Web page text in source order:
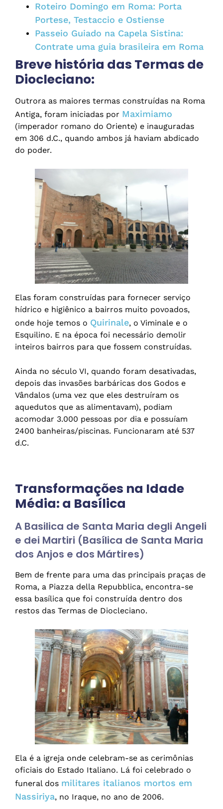
Roteiro Domingo em Roma: Porta
Portese, Testaccio e Ostiense
Passeio Guiado na Capela Sistina:
Contrate uma guia brasileira em Roma
Breve história das Termas de
Diocleciano:
Outrora as maiores termas construídas na Roma
Antiga, foram iniciadas por Maximiamo
(imperador romano do Oriente) e inauguradas
em 306 d.C., quando ambos já haviam abdicado
do poder.
Elas foram construídas para fornecer serviço
hídrico e higiênico a bairros muito povoados,
onde hoje temos o Quirinale, o Viminale e o
Esquilino. E na época foi necessário demolir
inteiros bairros para que fossem construídas.
Ainda no século VI, quando foram desativadas,
depois das invasões barbáricas dos Godos e
Vândalos (uma vez que eles destruíram os
aquedutos que as alimentavam), podiam
acomodar 3.000 pessoas por dia e possuíam
2400 banheiras/piscinas. Funcionaram até 537
d.C.
Transformações na Idade
Média: a Basílica
A Basilica de Santa Maria degli Angeli
e dei Martiri (Basílica de Santa Maria
dos Anjos e dos Mártires)
Bem de frente para uma das principais praças de
Roma, a Piazza della Repubblica, encontra-se
essa basílica que foi construída dentro dos
restos das Termas de Diocleciano.
Ela é a igreja onde celebram-se as cerimônias
oficiais do Estado Italiano. Lá foi celebrado o
funeral dos militares italianos mortos em
Nassiriya, no Iraque, no ano de 2006.